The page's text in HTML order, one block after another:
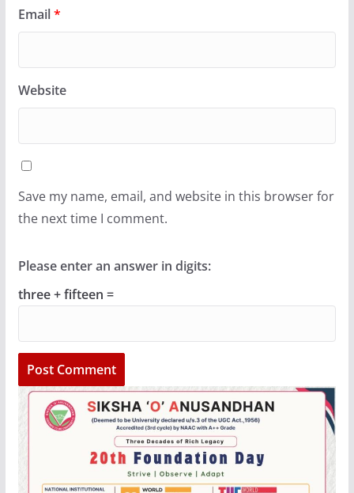
Email*
Website
Save my name, email, and website in this browser for
the next time I comment.
Please enter an answer in digits:
three + fifteen =